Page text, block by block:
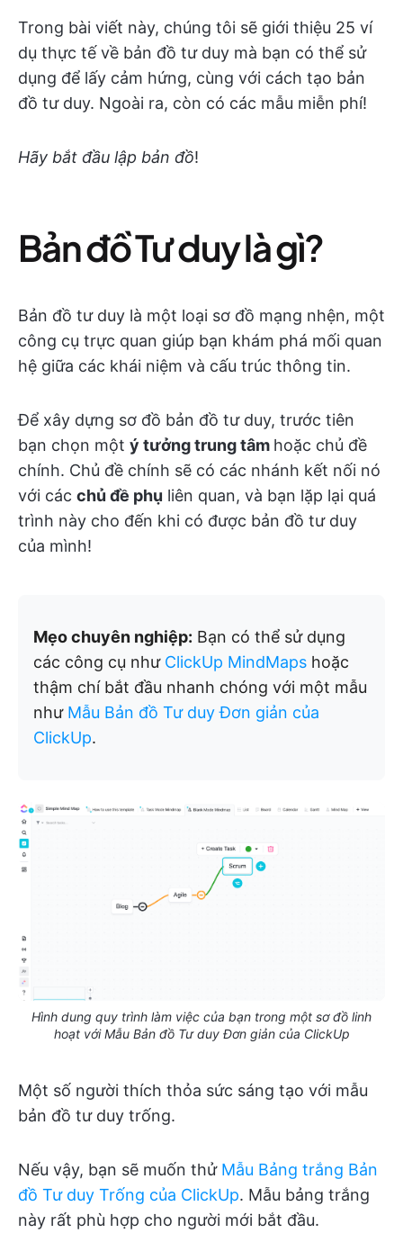
Trong bài viết này, chúng tôi sẽ giới thiệu 25 ví
dụ thực tế về bản đồ tư duy mà bạn có thể sử
dụng để lấy cảm hứng, cùng với cách tạo bản
đồ tư duy. Ngoài ra, còn có các mẫu miễn phí!
Hãy bắt đầu lập bản đồ!
Bản đồ Tư duy là gì?
Bản đồ tư duy là một loại sơ đồ mạng nhện, một
công cụ trực quan giúp bạn khám phá mối quan
hệ giữa các khái niệm và cấu trúc thông tin.
Để xây dựng sơ đồ bản đồ tư duy, trước tiên
bạn chọn một ý tưởng trung tâm hoặc chủ đề
chính. Chủ đề chính sẽ có các nhánh kết nối nó
với các chủ đề phụ liên quan, và bạn lặp lại quá
trình này cho đến khi có được bản đồ tư duy
của mình!
Mẹo chuyên nghiệp: Bạn có thể sử dụng
các công cụ như ClickUp MindMaps hoặc
thậm chí bắt đầu nhanh chóng với một mẫu
như Mẫu Bản đồ Tư duy Đơn giản của
ClickUp.
Hình dung quy trình làm việc của bạn trong một sơ đồ linh
hoạt với Mẫu Bản đồ Tư duy Đơn giản của ClickUp
Một số người thích thỏa sức sáng tạo với mẫu
bản đồ tư duy trống.
Nếu vậy, bạn sẽ muốn thử Mẫu Bảng trắng Bản
đồ Tư duy Trống của ClickUp. Mẫu bảng trắng
này rất phù hợp cho người mới bắt đầu.